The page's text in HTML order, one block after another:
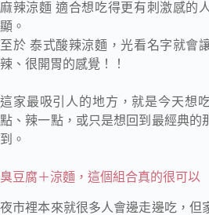
麻辣涼麵 適合想吃得更有刺激感的
顯。
至於 泰式酸辣涼麵，光看名字就會
辣、很開胃的感覺！！
這家最吸引人的地方，就是今天想
點、辣一點，或只是想回到最經典的
到。
臭豆腐＋涼麵，這個組合真的很可以
夜市裡本來就很多人會邊走邊吃，但